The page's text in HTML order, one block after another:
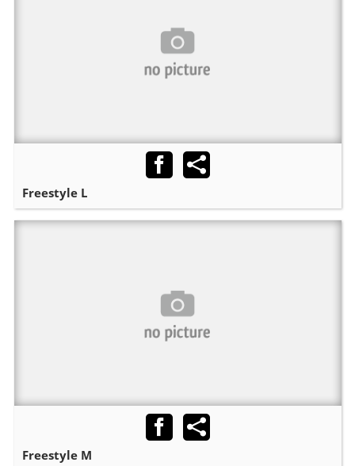
Freestyle L
Freestyle M